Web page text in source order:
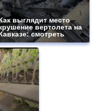
выглядит место
вертолета на
смотреть